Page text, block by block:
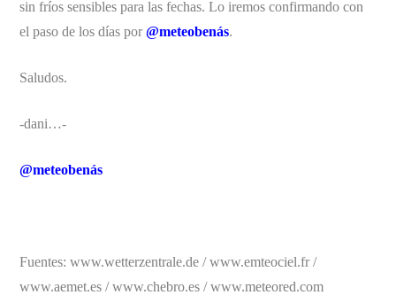
sin fríos sensibles para las fechas. Lo iremos confirmando con
el paso de los días por@meteobenás.
Saludos.
-dani…-
@meteobenás
Fuentes: www.wetterzentrale.de / www.emteociel.fr /
www.aemet.es / www.chebro.es / www.meteored.com